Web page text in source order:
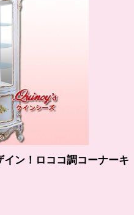
イン！ロココ調コーナーキ